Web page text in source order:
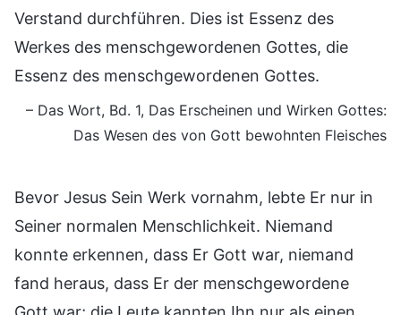
Verstand durchführen. Dies ist Essenz des
Werkes des menschgewordenen Gottes, die
Essenz des menschgewordenen Gottes.
– Das Wort, Bd. 1, Das Erscheinen und Wirken Gottes:
Das Wesen des von Gott bewohnten Fleisches
Bevor Jesus Sein Werk vornahm, lebte Er nur in
Seiner normalen Menschlichkeit. Niemand
konnte erkennen, dass Er Gott war, niemand
fand heraus, dass Er der menschgewordene